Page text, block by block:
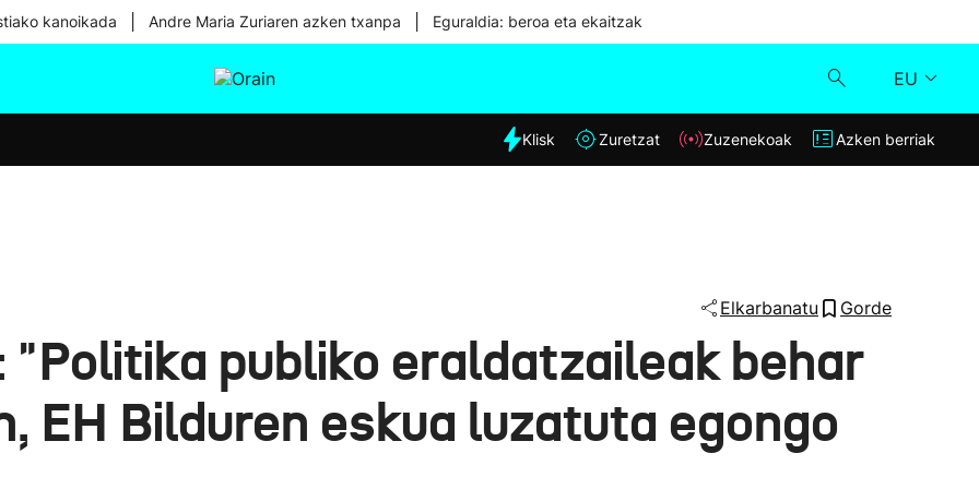
kanoikada Andre Maria Zuriaren azken txanpa Eguraldia: beroa eta ekaitzak
EU
Eguraldia
Klisk
Azken berriak
Klisk Zuretzat Zuzenekoak Azken berriak
Elkarbanatu Gorde
publiko eraldatzaileak behar
EH Bilduren eskua luzatuta egongo